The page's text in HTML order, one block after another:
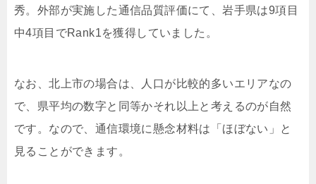
秀。外部が実施した通信品質評価にて、岩手県は9項目
中4項目でRank1を獲得していました。
なお、北上市の場合は、人口が比較的多いエリアなの
で、県平均の数字と同等かそれ以上と考えるのが自然
です。なので、通信環境に懸念材料は「ほぼない」と
見ることができます。